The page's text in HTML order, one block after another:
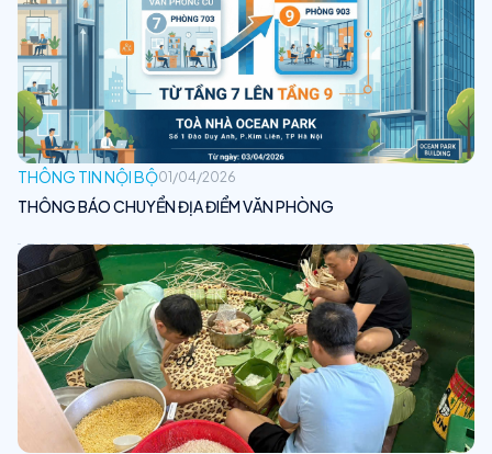
THÔNG TIN NỘI BỘ01/04/2026
THÔNG BÁO CHUYỂN ĐỊA ĐIỂM VĂN PHÒNG